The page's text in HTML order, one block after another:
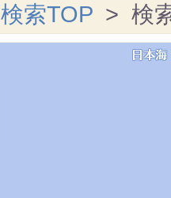
索TOP > 検